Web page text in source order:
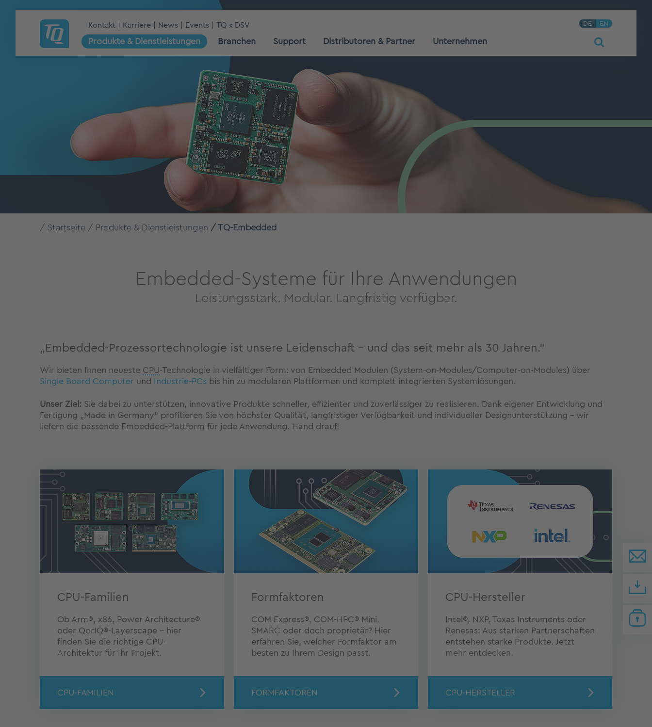
Kontakt Karriere News Events TQ x DSV DE EN
Produkte & Dienstleistungen Branchen Support Distributoren & Partner Unternehmen
Startseite Produkte & Dienstleistungen TQ-Embedded
Embedded-Systeme für Ihre Anwendungen
Leistungsstark. Modular. Langfristig verfügbar.
„Embedded-Prozessortechnologie ist unsere Leidenschaft – und das seit mehr als 30 Jahren.“
Wir bieten Ihnen neueste CPU-Technologie in vielfältiger Form: von Embedded Modulen (System-on-Modules/Computer-on-Modules) über
Single Board Computer und Industrie-PCs bis hin zu modularen Plattformen und komplett integrierten Systemlösungen.
Unser Ziel: Sie dabei zu unterstützen, innovative Produkte schneller, effizienter und zuverlässiger zu realisieren. Dank eigener Entwicklung und
Fertigung „Made in Germany“ profitieren Sie von höchster Qualität, langfristiger Verfügbarkeit und individueller Designunterstützung – wir
liefern die passende Embedded-Plattform für jede Anwendung. Hand drauf!
CPU-Familien
Ob Arm®, x86, Power Architecture®
oder QorIQ®-Layerscape – hier
finden Sie die richtige CPU-
Architektur für Ihr Projekt.
CPU-FAMILIEN
Formfaktoren
COM Express®, COM-HPC® Mini,
SMARC oder doch proprietär? Hier
erfahren Sie, welcher Formfaktor am
besten zu Ihrem Design passt.
FORMFAKTOREN
CPU-Hersteller
Intel®, NXP, Texas Instruments oder
Renesas: Aus starken Partnerschaften
entstehen starke Produkte. Jetzt
mehr entdecken.
CPU-HERSTELLER